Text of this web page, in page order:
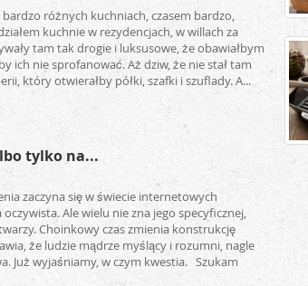
różnych kuchniach, czasem bardzo,
kuchnie w rezydencjach, w willach za
tam tak drogie i luksusowe, że obawiałbym
ich nie sprofanować. Aż dziw, że nie stał tam
który otwierałby półki, szafki i szuflady. A...
tylko na...
zaczyna się w świecie internetowych
Ale wielu nie zna jego specyficznej,
Choinkowy czas zmienia konstrukcję
że ludzie mądrze myślący i rozumni, nagle
Już wyjaśniamy, w czym kwestia. Szukam